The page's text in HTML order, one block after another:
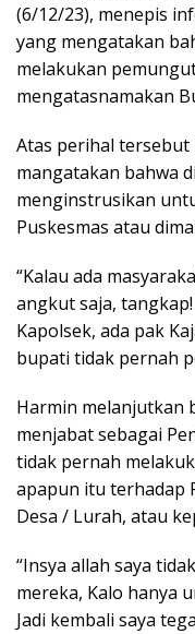
(6/12/23), menepis
yang mengatakan
melakukan
mengatasnamakan
Atas perihal tersebut
mangatakan bahwa
menginstrusikan
Puskesmas atau
“Kalau ada
angkut saja,
Kapolsek, ada pak
bupati tidak pernah
Harmin melanjutkan
menjabat sebagai
tidak pernah
apapun itu terhadap
Desa / Lurah, atau
“Insya allah saya
mereka, Kalo hanya
Jadi kembali saya